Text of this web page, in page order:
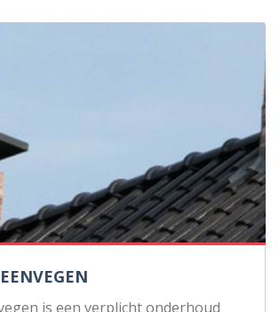
is een verplicht onderhoud